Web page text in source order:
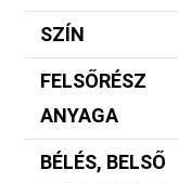
SZÍN
FELSŐRÉSZ
ANYAGA
BÉLÉS, BELSŐ